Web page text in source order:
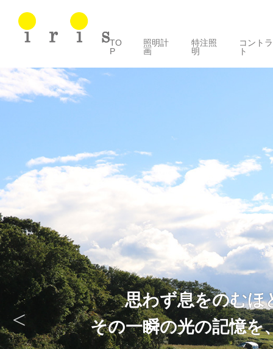
TO
P
照明計
画
特注照
明
コント
ト
思わず息をのむほ
その一瞬の光の記憶を